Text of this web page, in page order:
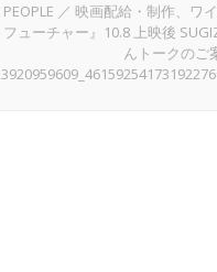
／ 映画配給・制作、ワ
フューチャー』10.8 上映後
んトークのご